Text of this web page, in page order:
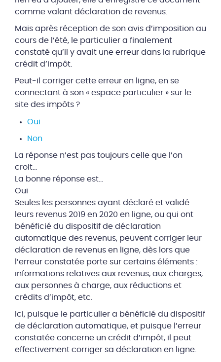
comme valant déclaration de revenus.
Mais après réception de son avis d’imposition au
cours de l’été, le particulier a finalement
constaté qu’il y avait une erreur dans la rubrique
crédit d’impôt.
Peut-il corriger cette erreur en ligne, en se
connectant à son « espace particulier » sur le
site des impôts ?
Oui
Non
La réponse n’est pas toujours celle que l’on
croit…
La bonne réponse est…
Oui
Seules les personnes ayant déclaré et validé
leurs revenus 2019 en 2020 en ligne, ou qui ont
bénéficié du dispositif de déclaration
automatique des revenus, peuvent corriger leur
déclaration de revenus en ligne, dès lors que
l’erreur constatée porte sur certains éléments :
informations relatives aux revenus, aux charges,
aux personnes à charge, aux réductions et
crédits d’impôt, etc.
Ici, puisque le particulier a bénéficié du dispositif
de déclaration automatique, et puisque l’erreur
constatée concerne un crédit d’impôt, il peut
effectivement corriger sa déclaration en ligne.